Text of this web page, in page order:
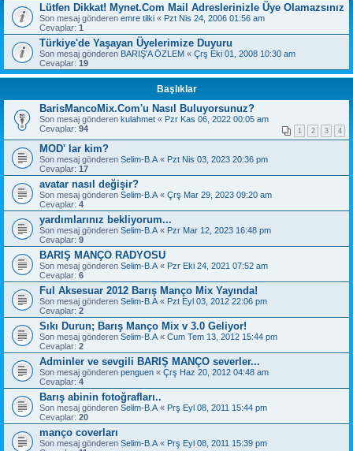
Lütfen Dikkat! Mynet.Com Mail Adreslerinizle Üye Olamazsınız
Son mesaj gönderen emre tilki « Pzt Nis 24, 2006 01:56 am
Cevaplar: 1
Türkiye'de Yaşayan Üyelerimize Duyuru
Son mesaj gönderen BARIŞ'A ÖZLEM « Çrş Eki 01, 2008 10:30 am
Cevaplar: 19
Başlıklar
BarisMancoMix.Com'u Nasıl Buluyorsunuz?
Son mesaj gönderen kulahmet « Pzr Kas 06, 2022 00:05 am
Cevaplar: 94 1 2 3 4
MOD' lar kim?
Son mesaj gönderen Selim-B.A « Pzt Nis 03, 2023 20:36 pm
Cevaplar: 17
avatar nasıl değişir?
Son mesaj gönderen Selim-B.A « Çrş Mar 29, 2023 09:20 am
Cevaplar: 4
yardımlarınız bekliyorum...
Son mesaj gönderen Selim-B.A « Pzr Mar 12, 2023 16:48 pm
Cevaplar: 9
BARIŞ MANÇO RADYOSU
Son mesaj gönderen Selim-B.A « Pzr Eki 24, 2021 07:52 am
Cevaplar: 6
Ful Aksesuar 2012 Barış Manço Mix Yayında!
Son mesaj gönderen Selim-B.A « Pzt Eyl 03, 2012 22:06 pm
Cevaplar: 2
Sıkı Durun; Barış Manço Mix v 3.0 Geliyor!
Son mesaj gönderen Selim-B.A « Cum Tem 13, 2012 15:44 pm
Cevaplar: 2
Adminler ve sevgili BARIŞ MANÇO severler...
Son mesaj gönderen penguen « Çrş Haz 20, 2012 04:48 am
Cevaplar: 4
Barış abinin fotoğrafları..
Son mesaj gönderen Selim-B.A « Prş Eyl 08, 2011 15:44 pm
Cevaplar: 20
manço coverları
Son mesaj gönderen Selim-B.A « Prş Eyl 08, 2011 15:39 pm